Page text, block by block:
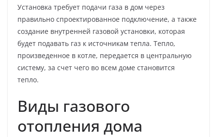
Установка требует подачи газа в дом через
правильно спроектированное подключение, а также
создание внутренней газовой установки, которая
будет подавать газ к источникам тепла. Тепло,
произведенное в котле, передается в центральную
систему, за счет чего во всем доме становится
тепло.
Виды газового
отопления дома